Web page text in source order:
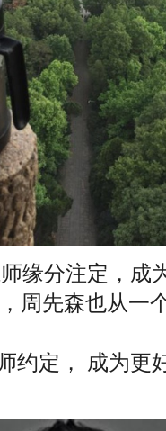
分注定，成
周先森也从一
定， 成为更